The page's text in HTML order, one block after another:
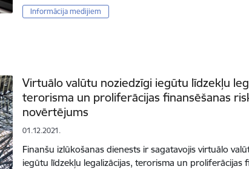
Informācija medijiem
Virtuālo valūtu noziedzīgi iegūtu līdzekļu
terorisma un proliferācijas finansēšanas
novērtējums
01.12.2021.
Finanšu izlūkošanas dienests ir sagatavojis virtuālo
iegūtu līdzekļu legalizācijas, terorisma un proliferācijas